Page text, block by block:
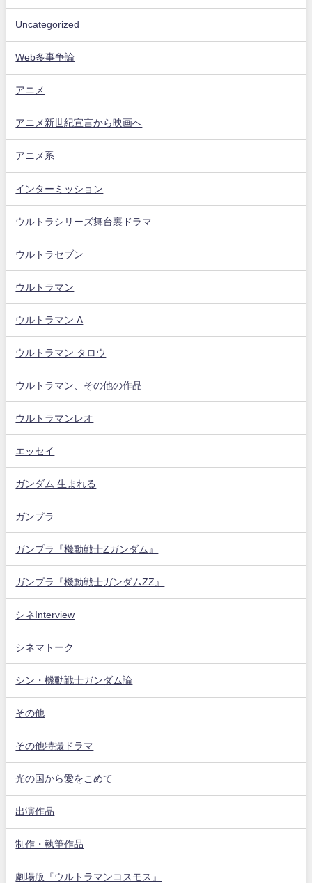
Uncategorized
Web多事争論
アニメ
アニメ新世紀宣言から映画へ
アニメ系
インターミッション
ウルトラシリーズ舞台裏ドラマ
ウルトラセブン
ウルトラマン
ウルトラマン A
ウルトラマン タロウ
ウルトラマン、その他の作品
ウルトラマンレオ
エッセイ
ガンダム 生まれる
ガンプラ
ガンプラ『機動戦士Zガンダム』
ガンプラ『機動戦士ガンダムZZ』
シネInterview
シネマトーク
シン・機動戦士ガンダム論
その他
その他特撮ドラマ
光の国から愛をこめて
出演作品
制作・執筆作品
劇場版『ウルトラマンコスモス』